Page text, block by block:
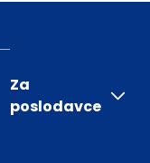
Za
poslodavce